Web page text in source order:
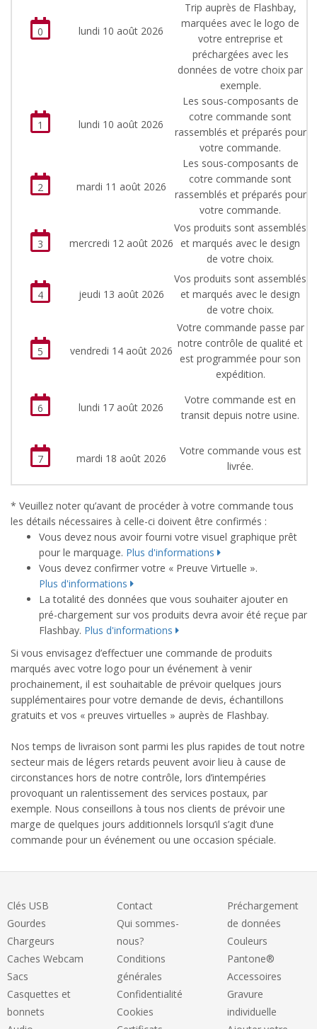
0 lundi 10 août 2026
Trip auprès de Flashbay,
marquées avec le logo de
votre entreprise et
préchargées avec les
données de votre choix par
exemple.
1 lundi 10 août 2026
Les sous-composants de
cotre commande sont
rassemblés et préparés pour
votre commande.
2 mardi 11 août 2026
Les sous-composants de
cotre commande sont
rassemblés et préparés pour
votre commande.
3 mercredi 12 août 2026
Vos produits sont assemblés
et marqués avec le design
de votre choix.
4 jeudi 13 août 2026
Vos produits sont assemblés
et marqués avec le design
de votre choix.
5 vendredi 14 août 2026
Votre commande passe par
notre contrôle de qualité et
est programmée pour son
expédition.
6 lundi 17 août 2026
Votre commande est en
transit depuis notre usine.
7 mardi 18 août 2026
Votre commande vous est
livrée.
* Veuillez noter qu’avant de procéder à votre commande tous
les détails nécessaires à celle-ci doivent être confirmés :
Vous devez nous avoir fourni votre visuel graphique prêt
pour le marquage. Plus d'informations
Vous devez confirmer votre « Preuve Virtuelle ».
Plus d'informations
La totalité des données que vous souhaiter ajouter en
pré-chargement sur vos produits devra avoir été reçue par
Flashbay. Plus d'informations
Si vous envisagez d’effectuer une commande de produits
marqués avec votre logo pour un événement à venir
prochainement, il est souhaitable de prévoir quelques jours
supplémentaires pour votre demande de devis, échantillons
gratuits et vos « preuves virtuelles » auprès de Flashbay.
Nos temps de livraison sont parmi les plus rapides de tout notre
secteur mais de légers retards peuvent avoir lieu à cause de
circonstances hors de notre contrôle, lors d’intempéries
provoquant un ralentissement des services postaux, par
exemple. Nous conseillons à tous nos clients de prévoir une
marge de quelques jours additionnels lorsqu’il s’agit d’une
commande pour un événement ou une occasion spéciale.
Clés USB
Gourdes
Chargeurs
Caches Webcam
Sacs
Casquettes et
bonnets
Contact
Qui sommes-
nous?
Conditions
générales
Confidentialité
Cookies
Préchargement
de données
Couleurs
Pantone®
Accessoires
Gravure
individuelle